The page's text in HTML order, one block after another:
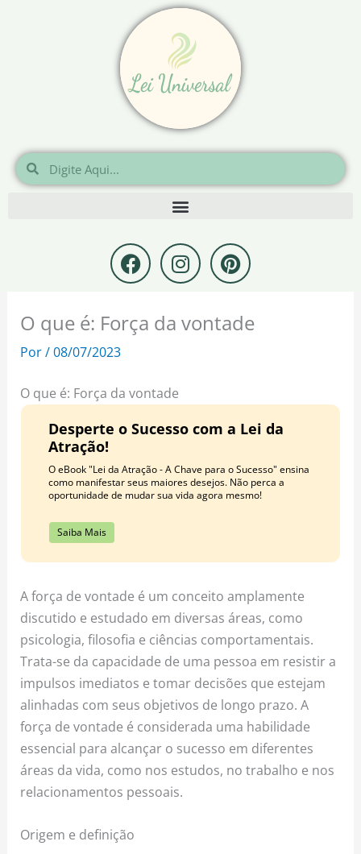
Pesquisar
Pesquisar
F
a
c
e
b
k
I
n
s
t
a
m
P
i
n
t
e
t
O que é: Força da vontade
Por/08/07/2023
O que é: Força da vontade
Desperte o Sucesso com a Lei da
Atração!
O eBook "Lei da Atração - A Chave para o Sucesso" ensina
como manifestar seus maiores desejos. Não perca a
oportunidade de mudar sua vida agora mesmo!
Saiba Mais
A força de vontade é um conceito amplamente
discutido e estudado em diversas áreas, como
psicologia, filosofia e ciências comportamentais.
Trata-se da capacidade de uma pessoa em resistir a
impulsos imediatos e tomar decisões que estejam
alinhadas com seus objetivos de longo prazo. A
força de vontade é considerada uma habilidade
essencial para alcançar o sucesso em diferentes
áreas da vida, como nos estudos, no trabalho e nos
relacionamentos pessoais.
Origem e definição